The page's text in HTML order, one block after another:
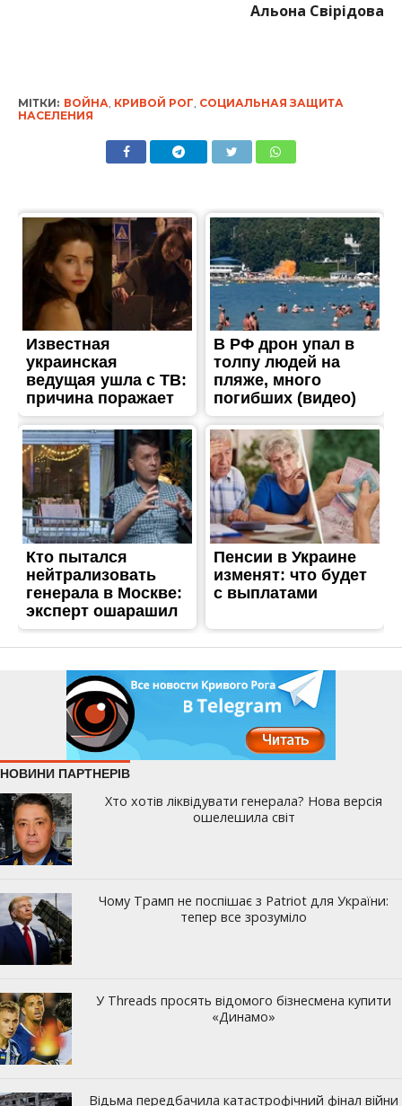
Альона Свірідова
МІТКИ: ВОЙНА, КРИВОЙ РОГ, СОЦИАЛЬНАЯ ЗАЩИТА
НАСЕЛЕНИЯ